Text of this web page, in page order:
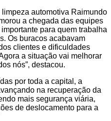
automotiva Raimundo
a chegada das equipes
para quem trabalha
Os buracos acabavam
clientes e dificuldades
a situação vai melhorar
nós”, destacou.
por toda a capital, a
na recuperação da
mais segurança viária,
de deslocamento para a